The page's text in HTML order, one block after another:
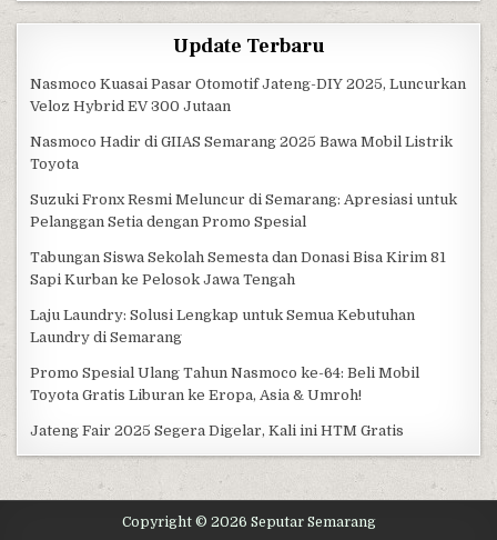
Update Terbaru
Nasmoco Kuasai Pasar Otomotif Jateng-DIY 2025, Luncurkan
Veloz Hybrid EV 300 Jutaan
Nasmoco Hadir di GIIAS Semarang 2025 Bawa Mobil Listrik
Toyota
Suzuki Fronx Resmi Meluncur di Semarang: Apresiasi untuk
Pelanggan Setia dengan Promo Spesial
Tabungan Siswa Sekolah Semesta dan Donasi Bisa Kirim 81
Sapi Kurban ke Pelosok Jawa Tengah
Laju Laundry: Solusi Lengkap untuk Semua Kebutuhan
Laundry di Semarang
Promo Spesial Ulang Tahun Nasmoco ke-64: Beli Mobil
Toyota Gratis Liburan ke Eropa, Asia & Umroh!
Jateng Fair 2025 Segera Digelar, Kali ini HTM Gratis
Copyright © 2026 Seputar Semarang